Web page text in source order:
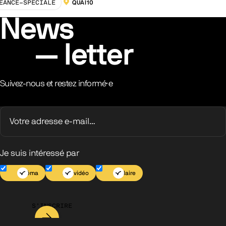
SPECIALE LOCALISATION :
QUAI10
News
letter
Suivez-nous et restez informé·e
Je suis intéressé par
Cinéma Jeu vidéo Scolaire
S’INSCRIRE